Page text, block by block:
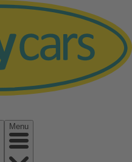
Menu